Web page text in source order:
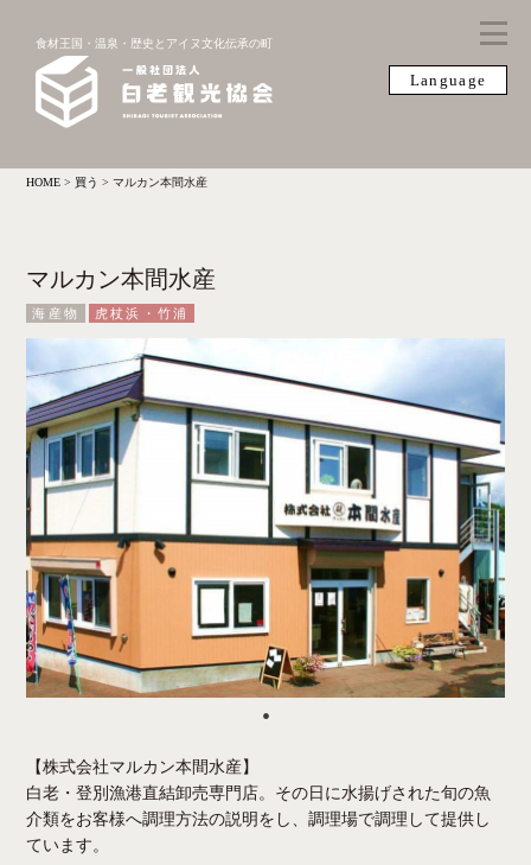
Language
食材王国・温泉・歴史とアイヌ文化伝承の町
HOME > 買う >マルカン本間水産
マルカン本間水産
海産物 虎杖浜・竹浦
【株式会社マルカン本間水産】
白老・登別漁港直結卸売専門店。その日に水揚げされた旬の魚
介類をお客様へ調理方法の説明をし、調理場で調理して提供し
ています。